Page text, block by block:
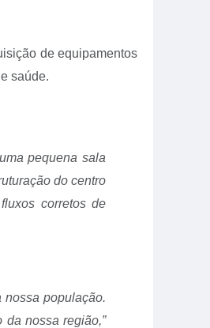
de equipamentos
saúde.
pequena sala
do centro
corretos de
nossa população.
nossa região,”